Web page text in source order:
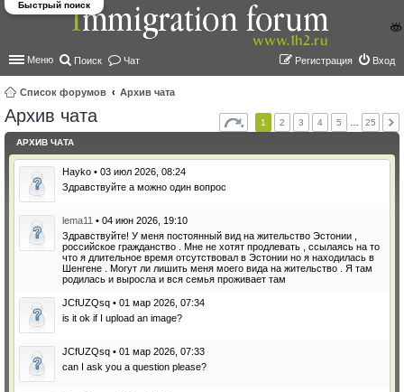
Меню Поиск Чат Вход
Регистрация
Список форумов
Архив чата
ои
ск
Быстрый поиск
1 2 3 4 5 25
Архив чата
АРХИВ ЧАТА
Hayko • 03 июл 2026, 08:24
Здравствуйте а можно один вопрос
lema11 • 04 июн 2026, 19:10
Здравствуйте! У меня постоянный вид на жительство Эстонии ,
российское гражданство . Мне не хотят продлевать , ссылаясь на то
что я длительное время отсутствовал в Эстонии но я находилась в
Шенгене . Могут ли лишить меня моего вида на жительство . Я там
родилась и выросла и вся семья проживает там
JCfUZQsq • 01 мар 2026, 07:34
is it ok if I upload an image?
JCfUZQsq • 01 мар 2026, 07:33
can I ask you a question please?